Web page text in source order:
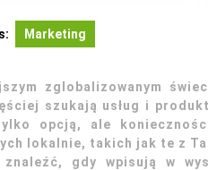
Marketing
zglobalizowanym
szukają usług i
opcją, ale
lokalnie, takich jak te z
znaleźć, gdy wpisują w